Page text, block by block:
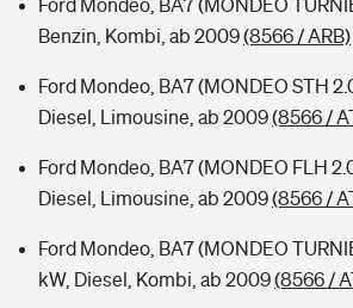
Ford Mondeo, BA7 (MONDEO
Benzin, Kombi, ab 2009(8566 / ARB)
Ford Mondeo, BA7 (MONDEO STH
Diesel, Limousine, ab 2009(8566 /
Ford Mondeo, BA7 (MONDEO FLH
Diesel, Limousine, ab 2009(8566 /
Ford Mondeo, BA7 (MONDEO
kW, Diesel, Kombi, ab 2009(8566 /